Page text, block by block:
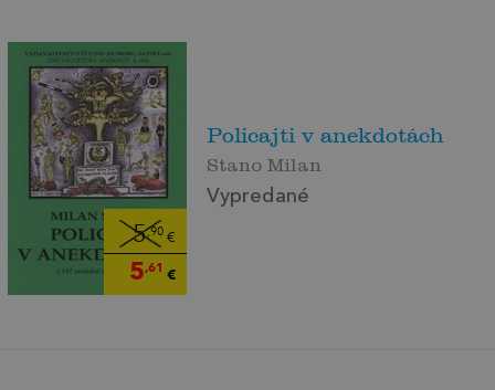
5,90€
5,61 €
Policajti v anekdotách
Stano Milan
Vypredané